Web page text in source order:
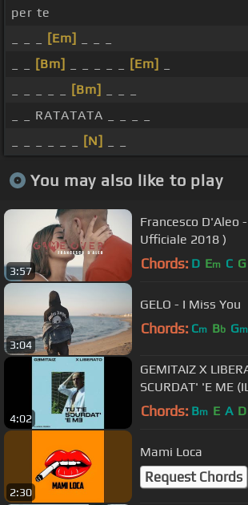
per te
[Em]
[Bm] [Em]
[Bm]
_ _ RATATATA _ _ _ _
[N]
You may also like to play
3:57
Francesco D'Aleo
Ufficiale 2018 )
Chords: D Em C G
3:04
GELO - I Miss You
Chords: Cm Bb Gm
4:02
GEMITAIZ X
SCURDAT' 'E ME
Chords: Bm E A D
2:30
Mami Loca
Request Chords